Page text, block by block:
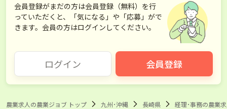
会員登録がまだの方は会員登録（無料）を行
っていただくと、「気になる」や「応募」がで
きます。会員の方はログインしてください。
ログイン 会員登録
農業求人の農業ジョブ トップ 九州･沖縄 長崎県 経理･事務の農業